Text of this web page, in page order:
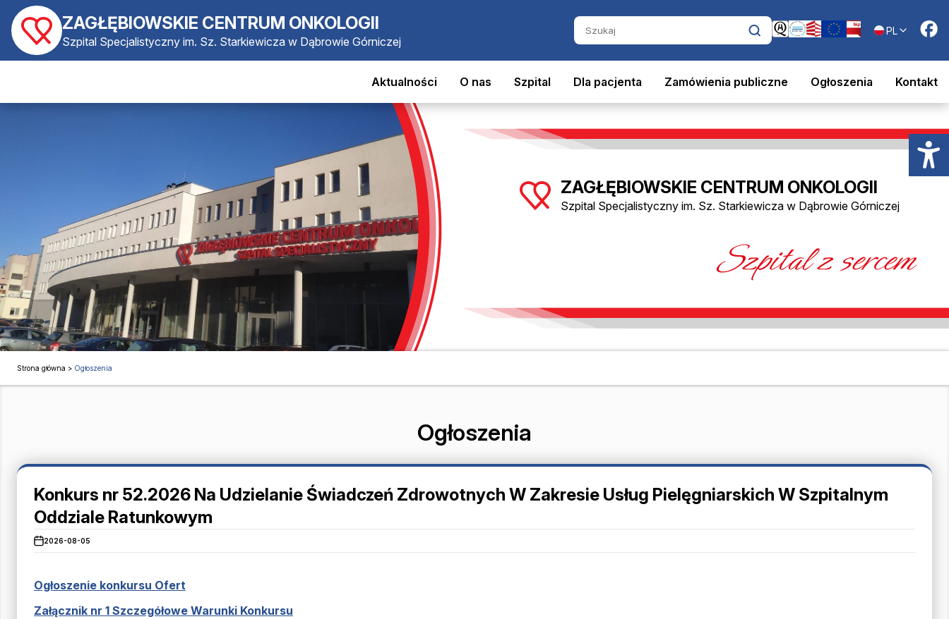
ZAGŁĘBIOWSKIE CENTRUM ONKOLOGII
Szpital Specjalistyczny im. Sz. Starkiewicza w Dąbrowie Górniczej
PL
Aktualności O nas Szpital Dla pacjenta Zamówienia publiczne Ogłoszenia Kontakt
ZAGŁĘBIOWSKIE CENTRUM ONKOLOGII
Szpital Specjalistyczny im. Sz. Starkiewicza w Dąbrowie Górniczej
Szpital z sercem
Strona główna > Ogłoszenia
Ogłoszenia
Konkurs nr 52.2026 Na Udzielanie Świadczeń Zdrowotnych W Zakresie Usług Pielęgniarskich W Szpitalnym
Oddziale Ratunkowym
2026-08-05
Ogłoszenie konkursu Ofert
Załącznik nr 1 Szczegółowe Warunki Konkursu